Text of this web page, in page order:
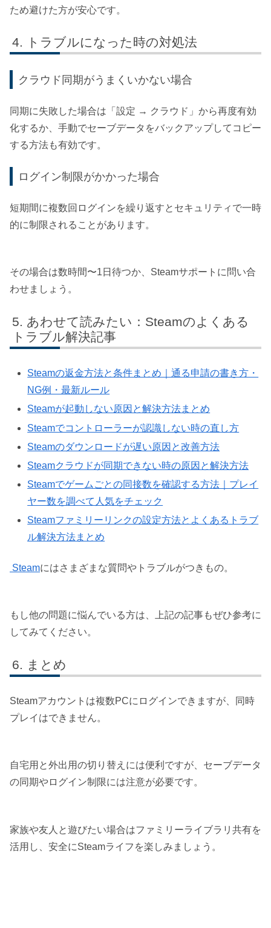
ため避けた方が安心です。
トラブルになった時の対処法
クラウド同期がうまくいかない場合
同期に失敗した場合は「設定 → クラウド」から再度有効
化するか、手動でセーブデータをバックアップしてコピー
する方法も有効です。
ログイン制限がかかった場合
短期間に複数回ログインを繰り返すとセキュリティで一時
的に制限されることがあります。
その場合は数時間〜1日待つか、Steamサポートに問い合
わせましょう。
あわせて読みたい：Steamのよくある
トラブル解決記事
Steamの返金方法と条件まとめ｜通る申請の書き方・
NG例・最新ルール
Steamが起動しない原因と解決方法まとめ
Steamでコントローラーが認識しない時の直し方
Steamのダウンロードが遅い原因と改善方法
Steamクラウドが同期できない時の原因と解決方法
Steamでゲームごとの同接数を確認する方法｜プレイ
ヤー数を調べて人気をチェック
Steamファミリーリンクの設定方法とよくあるトラブ
ル解決方法まとめ
Steamにはさまざまな質問やトラブルがつきもの。
もし他の問題に悩んでいる方は、上記の記事もぜひ参考に
してみてください。
まとめ
Steamアカウントは複数PCにログインできますが、同時
プレイはできません。
自宅用と外出用の切り替えには便利ですが、セーブデータ
の同期やログイン制限には注意が必要です。
家族や友人と遊びたい場合はファミリーライブラリ共有を
活用し、安全にSteamライフを楽しみましょう。